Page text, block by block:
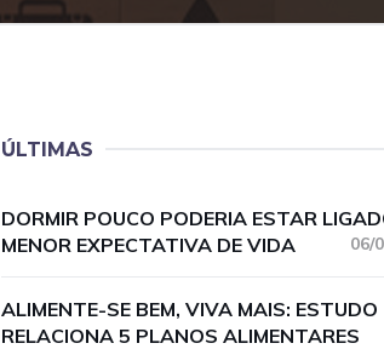
ÚLTIMAS
DORMIR POUCO PODERIA ESTAR
MENOR EXPECTATIVA DE VIDA
06/
ALIMENTE-SE BEM, VIVA MAIS: ESTUDO
RELACIONA 5 PLANOS ALIMENTARES